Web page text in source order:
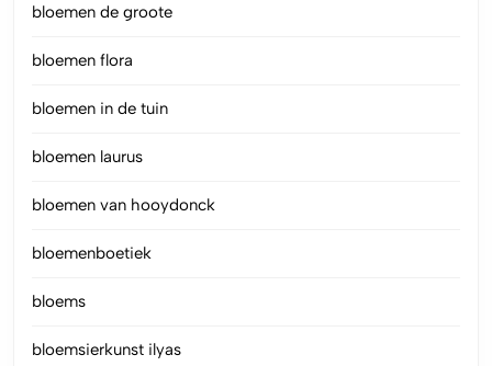
bloemen de groote
bloemen flora
bloemen in de tuin
bloemen laurus
bloemen van hooydonck
bloemenboetiek
bloems
bloemsierkunst ilyas